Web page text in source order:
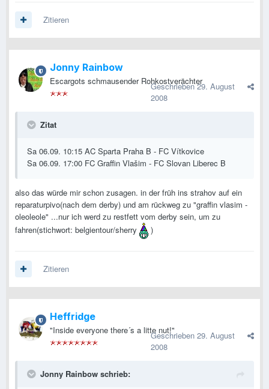
Zitieren
Jonny Rainbow
Escargots schmausender Rohkostverächter
Geschrieben29. August
2008
Zitat
Sa 06.09. 10:15 AC Sparta Praha B - FC Vítkovice
Sa 06.09. 17:00 FC Graffin Vlašim - FC Slovan Liberec B
also das würde mir schon zusagen. in der früh ins strahov auf ein
reparaturpivo(nach dem derby) und am rückweg zu "graffin vlasim -
oleoleole" ...nur ich werd zu restfett vom derby sein, um zu
fahren(stichwort: belgientour/sherry
)
Zitieren
Heffridge
"Inside everyone there´s a litte nut!"
Geschrieben 29. August
2008
Jonny Rainbow schrieb: